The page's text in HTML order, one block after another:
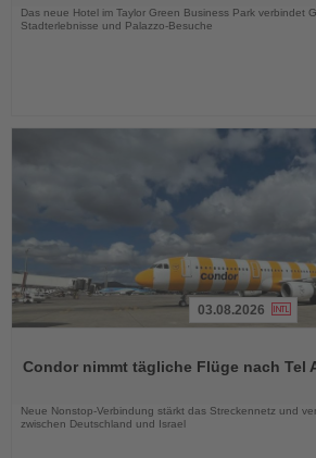
Das neue Hotel im Taylor Green Business Park verbindet
Stadterlebnisse und Palazzo-Besuche
die
03.08.2026
Condor nimmt tägliche Flüge nach Tel
Neue Nonstop-Verbindung stärkt das Streckennetz und
zwischen Deutschland und Israel